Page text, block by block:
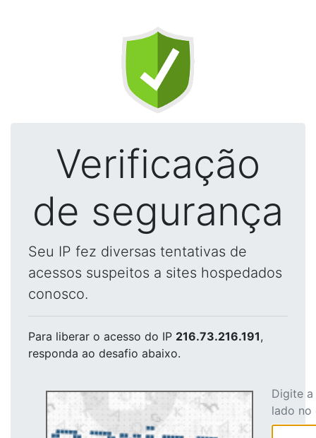
Verificação
de segurança
Seu IP fez diversas tentativas de
acessos suspeitos a sites hospedados
conosco.
Para liberar o acesso do IP 216.73.216.191,
responda ao desafio abaixo.
Digite
lado no